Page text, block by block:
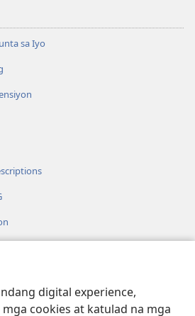
digital experience,
cookies at katulad na mga
sa Iyo